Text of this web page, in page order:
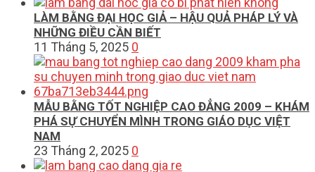
LÀM BẰNG ĐẠI HỌC GIẢ – HẬU QUẢ PHÁP LÝ VÀ
NHỮNG ĐIỀU CẦN BIẾT
11 Tháng 5, 2025 0
MẪU BẰNG TỐT NGHIỆP CAO ĐẲNG 2009 – KHÁM
PHÁ SỰ CHUYỂN MÌNH TRONG GIÁO DỤC VIỆT
NAM
23 Tháng 2, 2025 0